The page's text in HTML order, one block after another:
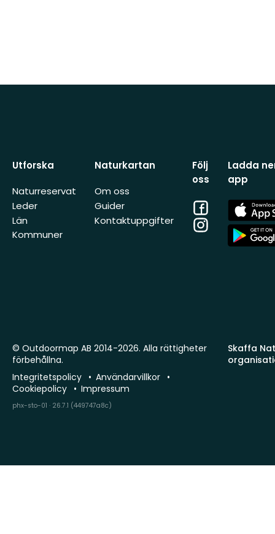
Utforska
Naturreservat
Leder
Län
Kommuner
Naturkartan
Om oss
Guider
Kontaktuppgifter
Följ
oss
Facebook
Instagram
Ladda
app
App
Store
App
Store
Skaffa
© Outdoormap AB 2014-2026. Alla rättigheter
förbehållna.
Integritetspolicy
Användarvillkor
Cookiepolicy
Impressum
phx-sto-01 · 26.7.1 (449747a8c)